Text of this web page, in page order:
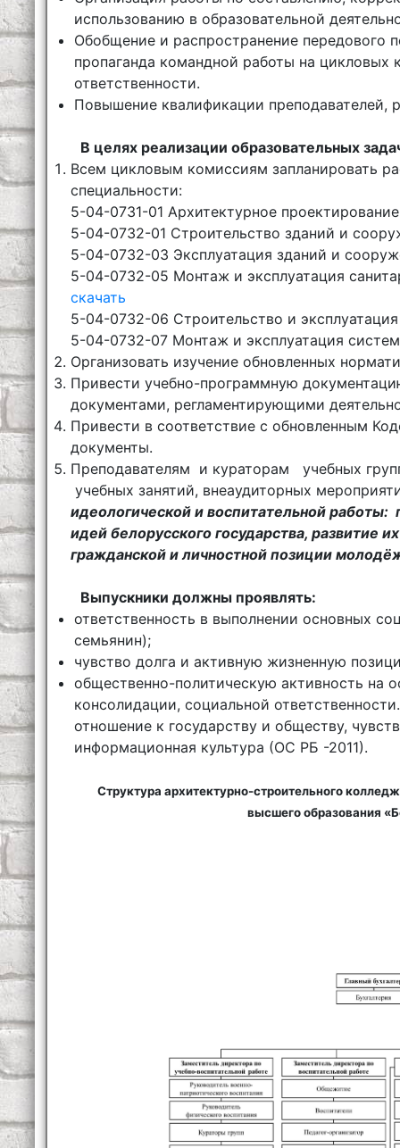
использованию в образовательной
Обобщение и распространение передового
пропаганда командной работы на цикловых
ответственности.
Повышение квалификации преподавателей,
В целях реализации образовательных
Всем цикловым комиссиям запланировать
специальности:
5-04-0731-01 Архитектурное
5-04-0732-01 Строительство зданий и
5-04-0732-03 Эксплуатация зданий и
5-04-0732-05 Монтаж и эксплуатация
скачать
5-04-0732-06 Строительство и
5-04-0732-07 Монтаж и эксплуатация
Организовать изучение обновленных
Привести учебно-программную
документами, регламентирующими
Привести в соответствие с обновленным
документы.
Преподавателям и кураторам учебных
учебных занятий, внеаудиторных
идеологической и воспитательной работы:
идей белорусского государства, развитие
гражданской и личностной позиции
Выпускники должны проявлять:
ответственность в выполнении основных
семьянин);
чувство долга и активную жизненную
общественно-политическую активность на
консолидации, социальной
отношение к государству и обществу,
информационная культура (ОС РБ -2011).
Структура архитектурно-строительного
высшего образования